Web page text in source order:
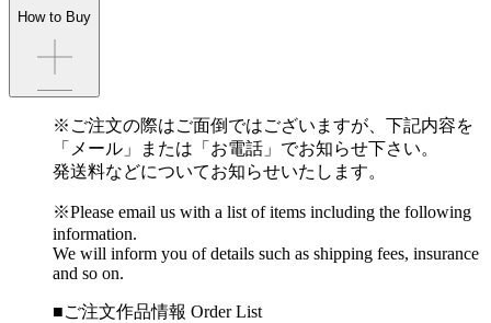
How to Buy
※ご注文の際はご面倒ではございますが、下記内容を
「メール」または「お電話」でお知らせ下さい。
発送料などについてお知らせいたします。
※Please email us with a list of items including the following
information.
We will inform you of details such as shipping fees, insurance
and so on.
■ご注文作品情報 Order List